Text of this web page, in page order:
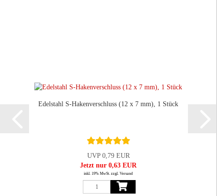
Edelstahl S-Hakenverschluss (12 x 7 mm), 1 Stück
UVP 0,79 EUR
Jetzt nur 0,63 EUR
inkl. 19% MwSt. zzgl. Versand